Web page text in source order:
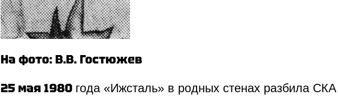
На фото: В.В. Гостюжев
25 мая 1980 года «Ижсталь» в родных стенах разбила